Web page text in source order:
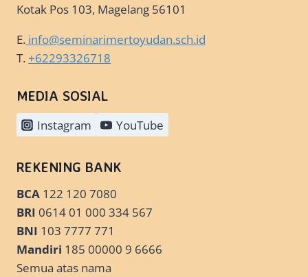
Kotak Pos 103, Magelang 56101
E. info@seminarimertoyudan.sch.id
T.+62293326718
MEDIA SOSIAL
Instagram YouTube
REKENING BANK
BCA 122 120 7080
BRI 0614 01 000 334 567
BNI 103 7777 771
Mandiri 185 00000 9 6666
Semua atas nama